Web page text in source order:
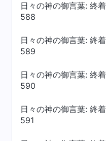
日々の神の御言葉: 終
588
日々の神の御言葉: 終
589
日々の神の御言葉: 終
590
日々の神の御言葉: 終
591